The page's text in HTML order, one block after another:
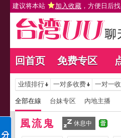
建议将本站 加入收藏 ，方便日后
回首页 免费专区
业绩排行 一对多收费 一对一
全部在線 台妹专区 內地主播
風流鬼 休息中